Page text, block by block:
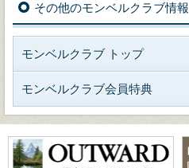
その他のモンベルクラブ情報
モンベルクラブ トップ
モンベルクラブ会員特典